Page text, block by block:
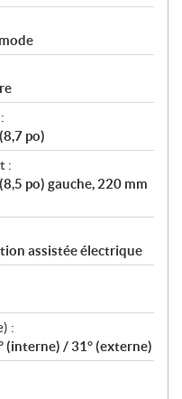
po)
:
po) gauche, 220 mm
assistée électrique
:
(interne) / 31° (externe)